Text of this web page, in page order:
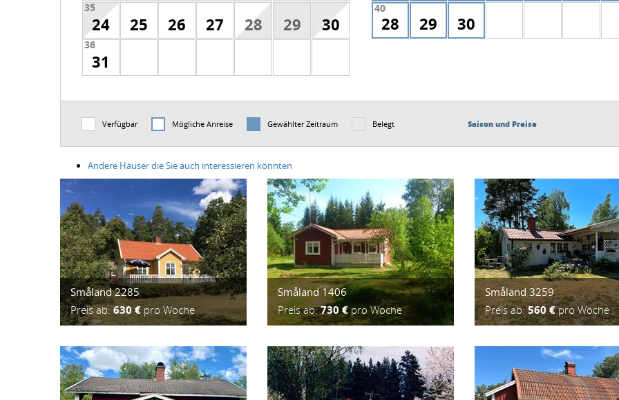
35
24 25 26 27 28 29 30
36
31
40
28 29 30
Verfügbar Mögliche Anreise Gewählter Zeitraum Belegt Saison und Preise
Andere Häuser die Sie auch interessieren könnten
Småland 2285
Preis ab:630 € pro Woche
Småland 1406
Preis ab:730 € pro Woche
Småland 3259
Preis ab:560 €pro Woche